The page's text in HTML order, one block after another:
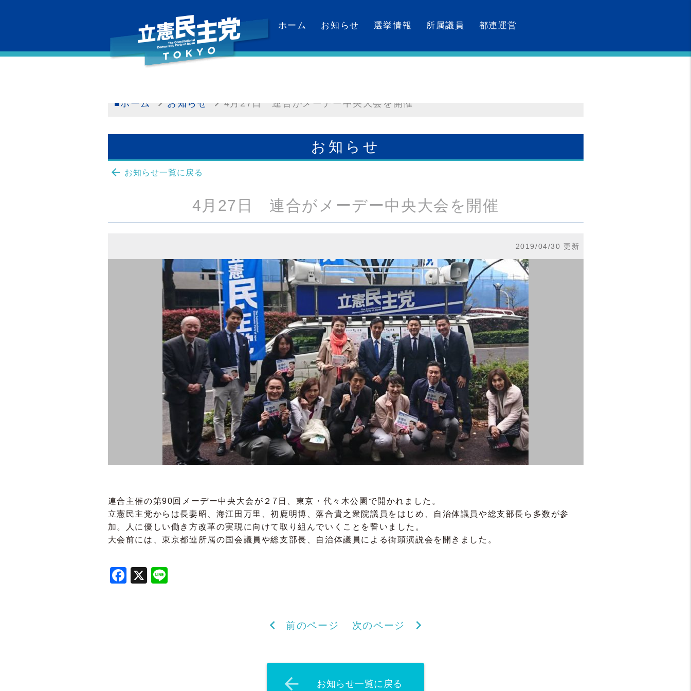
ホーム お知らせ 選挙情報 所属議員 都連運営
■ホーム お知らせ 4月27日 連合がメーデー中央大会を開催
お知らせ
arrow_back お知らせ一覧に戻る
4月27日 連合がメーデー中央大会を開催
2019/04/30 更新
連合主催の第90回メーデー中央大会が２7日、東京・代々木公園で開かれました。
立憲民主党からは長妻昭、海江田万里、初鹿明博、落合貴之衆院議員をはじめ、自治体議員や総支部長ら多数が参
加。人に優しい働き方改革の実現に向けて取り組んでいくことを誓いました。
大会前には、東京都連所属の国会議員や総支部長、自治体議員による街頭演説会を開きました。
Facebook
X
chevron_left 前のページ 次のページ chevron_right
arrow_back お知らせ一覧に戻る